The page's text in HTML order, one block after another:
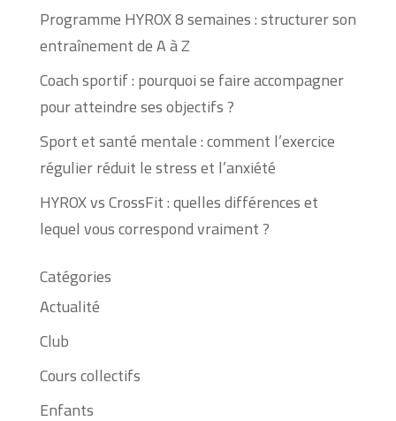
Programme HYROX 8 semaines : structurer son
entraînement de A à Z
Coach sportif : pourquoi se faire accompagner
pour atteindre ses objectifs ?
Sport et santé mentale : comment l’exercice
régulier réduit le stress et l’anxiété
HYROX vs CrossFit : quelles différences et
lequel vous correspond vraiment ?
Catégories
Actualité
Club
Cours collectifs
Enfants